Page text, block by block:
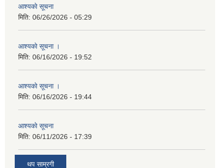
आश्यकाे सूचना
मिति: 06/26/2026 - 05:29
आश्यकाे सूचना ।
मिति: 06/16/2026 - 19:52
आश्यकाे सूचना ।
मिति: 06/16/2026 - 19:44
आश्यकाे सूचना
मिति: 06/11/2026 - 17:39
थप साम्रगी